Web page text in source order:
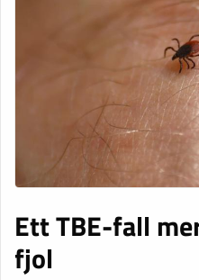
Ett TBE-fall
fjol